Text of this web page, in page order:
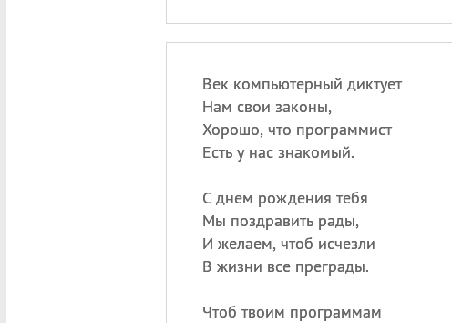
Век компьютерный диктует
Нам свои законы,
Хорошо, что программист
Есть у нас знакомый.
С днем рождения тебя
Мы поздравить рады,
И желаем, чтоб исчезли
В жизни все преграды.
Чтоб твоим программам